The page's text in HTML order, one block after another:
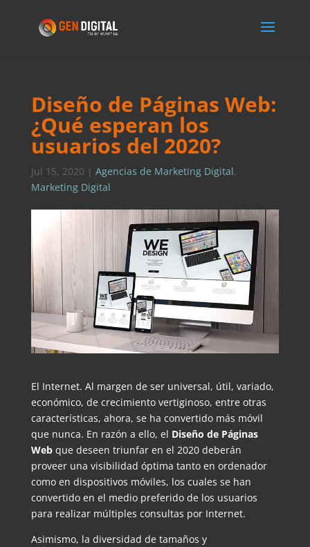
Diseño de Páginas Web:
¿Qué esperan los
usuarios del 2020?
Jul 15, 2020 | Agencias de Marketing Digital,
Marketing Digital
El Internet. Al margen de ser universal, útil, variado,
económico, de crecimiento vertiginoso, entre otras
características, ahora, se ha convertido más móvil
que nunca. En razón a ello, el Diseño de Páginas
Webque deseen triunfar en el 2020 deberán
proveer una visibilidad óptima tanto en ordenador
como en dispositivos móviles, los cuales se han
convertido en el medio preferido de los usuarios
para realizar múltiples consultas por Internet.
Asimismo, la diversidad de tamaños y